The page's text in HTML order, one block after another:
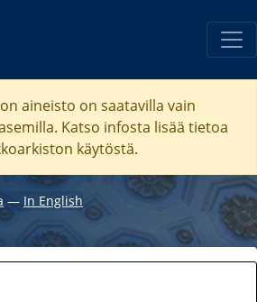
aineisto on saatavilla vain
Katso infosta lisää tietoa
käytöstä.
― In English